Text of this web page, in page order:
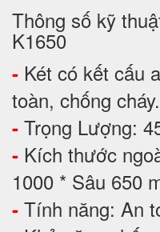
Thông số kỹ
K1650
- Két có kết cấu
toàn, chống cháy.
- Trọng Lượng:
- Kích thước
1000 * Sâu 650
- Tính năng: An